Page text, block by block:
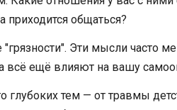
общаться?
Эти мысли часто
всё ещё влияют на вашу
глубоких тем — от травмы